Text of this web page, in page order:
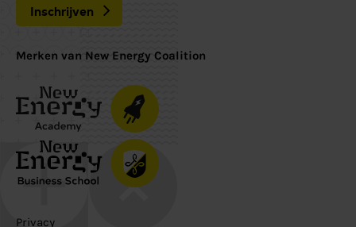
Inschrijven
Merken van New Energy Coalition
Privacy